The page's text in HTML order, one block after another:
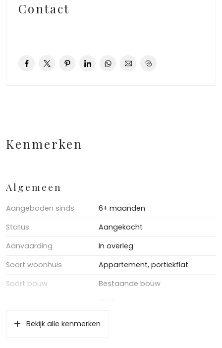
Contact
Kenmerken
Algemeen
Aangeboden sinds
6+ maanden
Status
Aangekocht
Aanvaarding
In overleg
Soort woonhuis
Appartement, portiekflat
Soort bouw
Bestaande bouw
Oppervlakten en inhoud
Bekijk alle kenmerken